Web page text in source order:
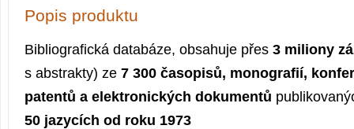
Popis produktu
Bibliografická databáze, obsahuje přes 3 miliony
s abstrakty) ze 7 300 časopisů, monografií,
patentů a elektronických dokumentů
50 jazycích od roku 1973